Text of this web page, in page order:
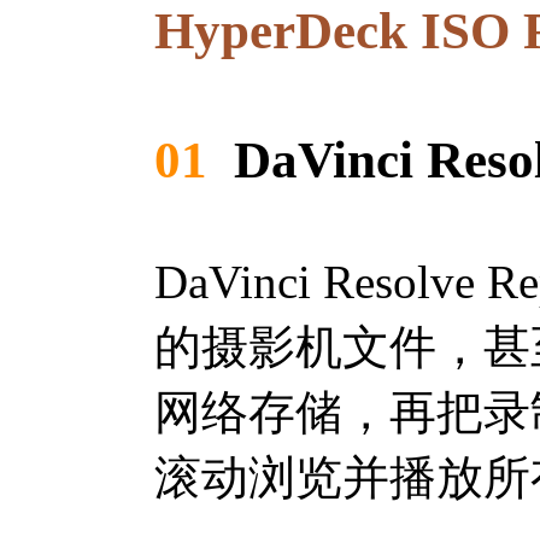
HyperDeck ISO
01 DaVinci
DaVinci Resolve
的摄影机文件，
网络存储，再把
滚动浏览并播放